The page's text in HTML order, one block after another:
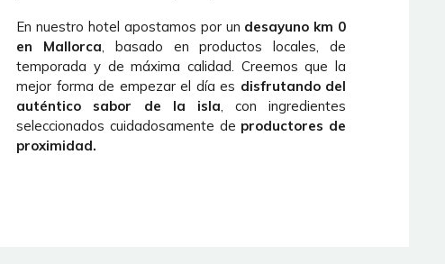
En nuestro hotel apostamos por un desayuno km 0
en Mallorca, basado en productos locales, de
temporada y de máxima calidad. Creemos que la
mejor forma de empezar el día es disfrutando del
auténtico sabor de la isla, con ingredientes
seleccionados cuidadosamente de productores de
proximidad.